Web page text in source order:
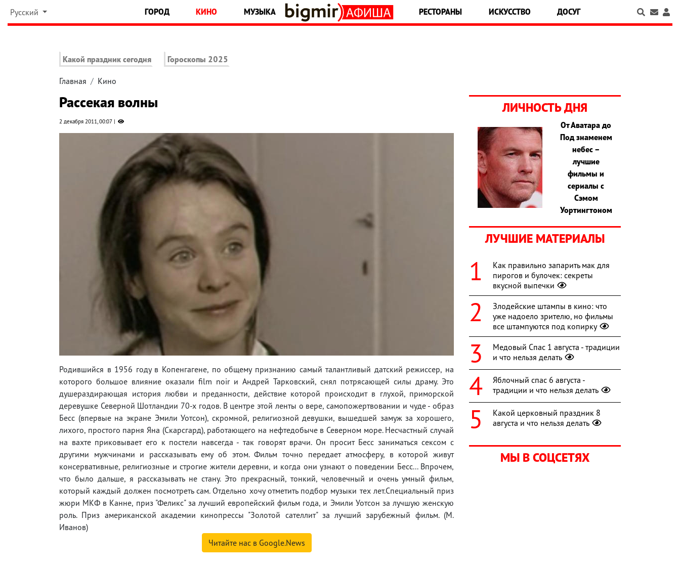
Русский ГОРОД КИНО МУЗЫКА РЕСТОРАНЫ ИСКУССТВО ДОСУГ
Какой праздник сегодня Гороскопы 2025
Главная Кино
Рассекая волны
2 декабря 2011, 00:07
Родившийся в 1956 году в Копенгагене, по общему признанию самый талантливый датский режиссер, на
которого большое влияние оказали film noir и Андрей Тарковский, снял потрясающей силы драму. Это
душераздирающая история любви и преданности, действие которой происходит в глухой, приморской
деревушке Северной Шотландии 70-х годов. В центре этой ленты о вере, самопожертвовании и чуде - образ
Бесс (впервые на экране Эмили Уотсон), скромной, религиозной девушки, вышедшей замуж за хорошего,
лихого, простого парня Яна (Скарсгард), работающего на нефтедобыче в Северном море. Несчастный случай
на вахте приковывает его к постели навсегда - так говорят врачи. Он просит Бесс заниматься сексом с
другими мужчинами и рассказывать ему об этом. Фильм точно передает атмосферу, в которой живут
консервативные, религиозные и строгие жители деревни, и когда они узнают о поведении Бесс... Впрочем,
что было дальше, я рассказывать не стану. Это прекрасный, тонкий, человечный и очень умный фильм,
который каждый должен посмотреть сам. Отдельно хочу отметить подбор музыки тех лет.Специальный приз
жюри МКФ в Канне, приз "Феликс" за лучший европейский фильм года, и Эмили Уотсон за лучшую женскую
роль. Приз американской академии кинопрессы "Золотой сателлит" за лучший зарубежный фильм. (М.
Иванов)
Читайте нас в Google.News
ЛИЧНОСТЬ ДНЯ
От Аватара до
Под знаменем
небес –
лучшие
фильмы и
сериалы с
Сэмом
Уортингтоном
ЛУЧШИЕ МАТЕРИАЛЫ
Как правильно запарить мак для
пирогов и булочек: секреты
вкусной выпечки
Злодейские штампы в кино: что
уже надоело зрителю, но фильмы
все штампуются под копирку
Медовый Спас 1 августа - традиции
и что нельзя делать
Яблочный спас 6 августа -
традиции и что нельзя делать
Какой церковный праздник 8
августа и что нельзя делать
МЫ В СОЦСЕТЯХ